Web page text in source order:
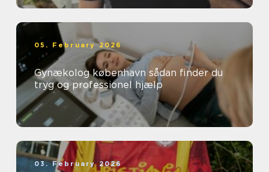
05. February 2026
Gynækolog københavn sådan finder du
tryg og professionel hjælp
03. February 2026